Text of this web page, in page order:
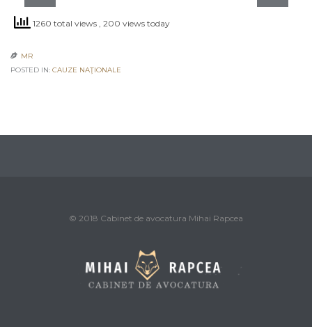
1260 total views , 200 views today
 MR
POSTED IN: CAUZE NAŢIONALE
© 2018 Cabinet de avocatura Mihai Rapcea